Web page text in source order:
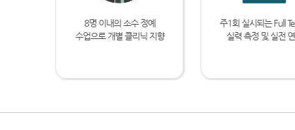
8명 이내의 소수 정예
수업으로 개별 클리닉 지향
주1회 실시되는 Full
실력 측정 및 실전